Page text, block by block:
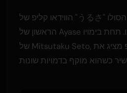
הווידאו קליפ של "うるさ" הוא הווידאו קליפ הסולו
הראשון של Ayase שבו מופיע הוא עצמו. תחת בימויו
של Mitsutaku Seto, הקליפ מציג את Ayase מבצע